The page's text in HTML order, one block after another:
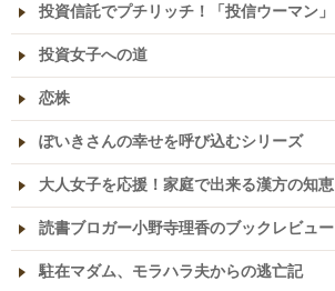
投資信託でプチリッチ！「投信ウーマン」
投資女子への道
恋株
ぽいきさんの幸せを呼び込むシリーズ
大人女子を応援！家庭で出来る漢方の知恵
読書ブロガー小野寺理香のブックレビュー
駐在マダム、モラハラ夫からの逃亡記